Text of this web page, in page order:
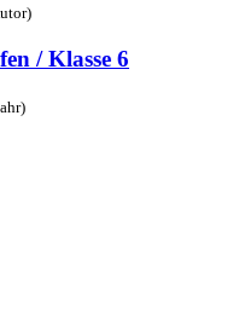
/ Klasse 6